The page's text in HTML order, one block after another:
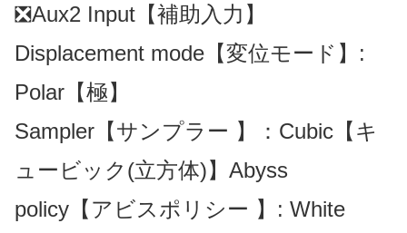
❎Aux2 Input【補助入力】
Displacement mode【変位モード】:
Polar【極】
Sampler【サンプラー 】：Cubic【キ
ュービック(立方体)】 Abyss
policy【アビスポリシー 】: White